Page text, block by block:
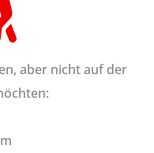
aber nicht auf der